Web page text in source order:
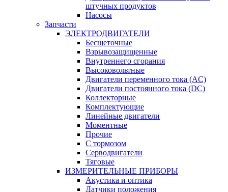
штучных продуктов
Насосы
Запчасти
ЭЛЕКТРОДВИГАТЕЛИ
Бесщеточные
Взрывозащищенные
Внутреннего сгорания
Высоковольтные
Двигатели переменного тока (AC)
Двигатели постоянного тока (DC)
Коллекторные
Комплектующие
Линейные двигатели
Моментные
Прочие
С тормозом
Серводвигатели
Тяговые
ИЗМЕРИТЕЛЬНЫЕ ПРИБОРЫ
Акустика и оптика
Датчики положения